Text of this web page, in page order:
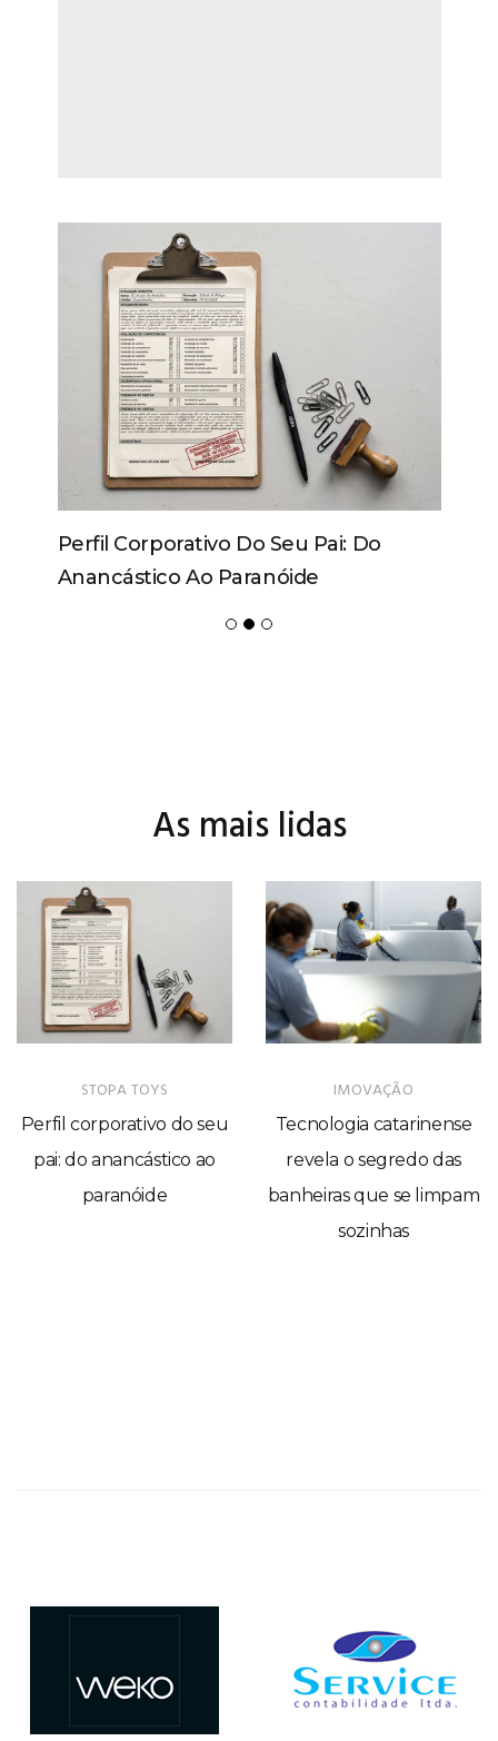
Perfil Corporativo Do Seu Pai: Do
Anancástico Ao Paranóide
As mais lidas
STOPA TOYS
Perfil corporativo do seu
pai: do anancástico ao
paranóide
IMOVAÇÃO
Tecnologia catarinense
revela o segredo das
banheiras que se limpam
sozinhas